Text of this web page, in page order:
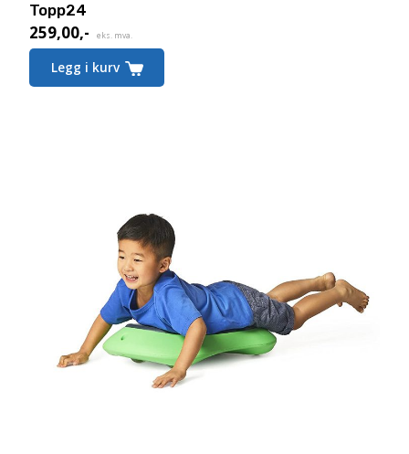
Topp24
259,00,- eks. mva.
Legg i kurv